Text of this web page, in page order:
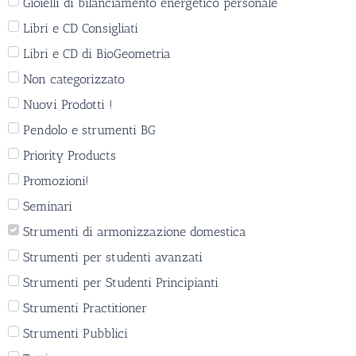
Gioielli di bilanciamento energetico personale
Libri e CD Consigliati
Libri e CD di BioGeometria
Non categorizzato
Nuovi Prodotti !
Pendolo e strumenti BG
Priority Products
Promozioni!
Seminari
Strumenti di armonizzazione domestica
Strumenti per studenti avanzati
Strumenti per Studenti Principianti
Strumenti Practitioner
Strumenti Pubblici